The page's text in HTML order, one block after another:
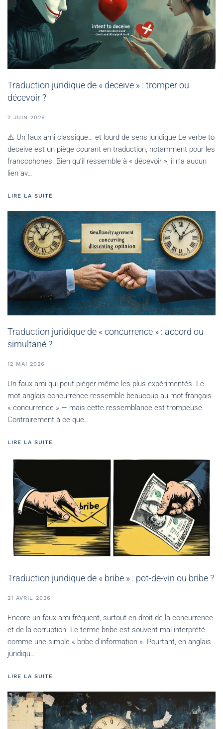
Traduction juridique de « deceive » : tromper ou
décevoir ?
2 JUIN 2026
⚠️ Un faux ami classique… et lourd de sens juridique Le verbe to
deceive est un piège courant en traduction, notamment pour les
francophones. Bien qu’il ressemble à « décevoir », il n’a aucun
lien av…
LIRE LA SUITE
Traduction juridique de « concurrence » : accord ou
simultané ?
12 MAI 2026
Un faux ami qui peut piéger même les plus expérimentés. Le
mot anglais concurrence ressemble beaucoup au mot français
« concurrence » — mais cette ressemblance est trompeuse.
Contrairement à ce que…
LIRE LA SUITE
Traduction juridique de « bribe » : pot-de-vin ou bribe ?
21 AVRIL 2026
Encore un faux ami fréquent, surtout en droit de la concurrence
et de la corruption. Le terme bribe est souvent mal interprété
comme une simple « bribe d'information ». Pourtant, en anglais
juridiqu…
LIRE LA SUITE